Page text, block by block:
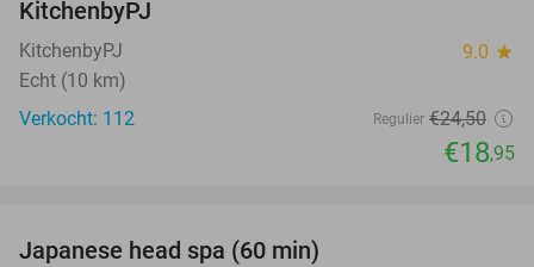
KitchenbyPJ
KitchenbyPJ 9.0 star
Echt (10 km)
Verkocht: 112
Regulier €24,50
€18,95
Japanese head spa (60 min)